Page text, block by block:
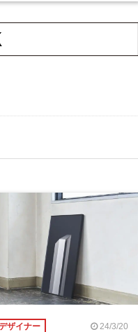
ザイナー 24/3/20